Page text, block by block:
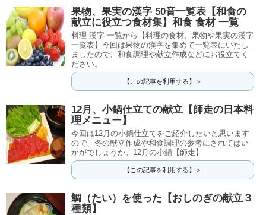
果物、果実の漢字 50音一覧表【和食の
献立に役立つ食材集】和食 食材 一覧
料理 漢字 一覧から【料理の食材、果物や果実の漢字
一覧表】今回は果物の漢字を集めて一覧表にいたし
ましたので、和食調理や献立作成などにお役立てく
ださい。
【この記事を利用する】＞
12月、小鍋仕立ての献立【師走の日本料
理メニュー】
今回は12月の小鍋仕立てをご紹介したいと思います
ので、冬の献立作成や和食調理の参考にされてはい
かがでしょうか。12月の小鍋【師走】
【この記事を利用する】＞
鯛（たい）を使った【おしのぎの献立３
種類】